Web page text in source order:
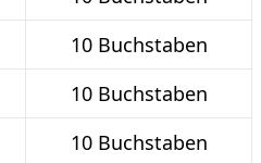
10 Buchstaben
10 Buchstaben
10 Buchstaben